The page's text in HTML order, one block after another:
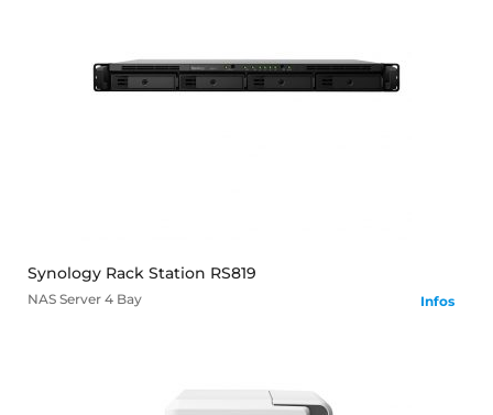
Synology Rack Station RS819
NAS Server 4 Bay Infos